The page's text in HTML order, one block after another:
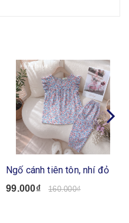
Ngố cánh tiên tôn, nhí đỏ
99.000₫ 160.000₫